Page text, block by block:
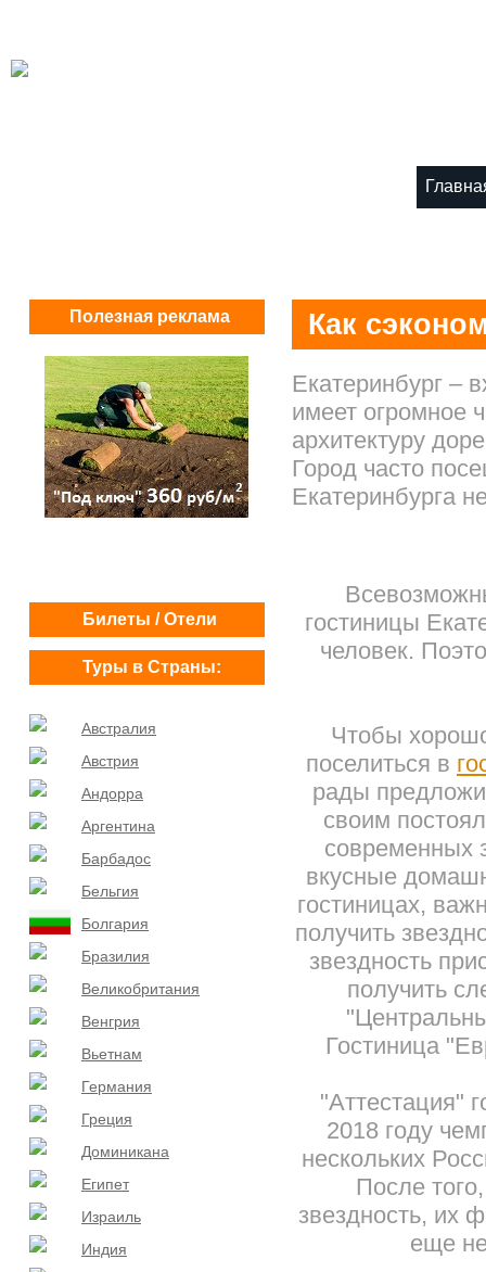
Полезная реклама
Билеты / Отели
Туры в Страны:
Австралия
Австрия
Андорра
Аргентина
Барбадос
Бельгия
Болгария
Бразилия
Великобритания
Венгрия
Вьетнам
Германия
Греция
Доминикана
Египет
Израиль
Индия
Как
Екатеринбург –
имеет огромное
архитектуру
Город часто
Екатеринбурга
гостиницы
человек.
Чтобы
поселиться в
рады
своим
современных
вкусные
гостиницах,
получить
звездность
получить
Гостиница
"Аттестация"
2018 году
нескольких
После
звездность, их
еще